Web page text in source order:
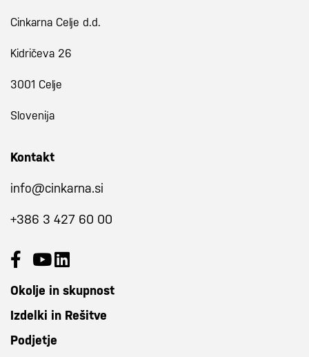
Cinkarna Celje d.d.
Kidričeva 26
3001 Celje
Slovenija
Kontakt
info@cinkarna.si
+386 3 427 60 00
Okolje in skupnost
Izdelki in Rešitve
Podjetje